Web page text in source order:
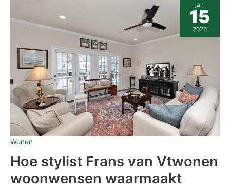
Wonen
Hoe stylist Frans van Vtwonen
woonwensen waarmaakt
van
Vtwonen
waarmaakt
jan
15
2026